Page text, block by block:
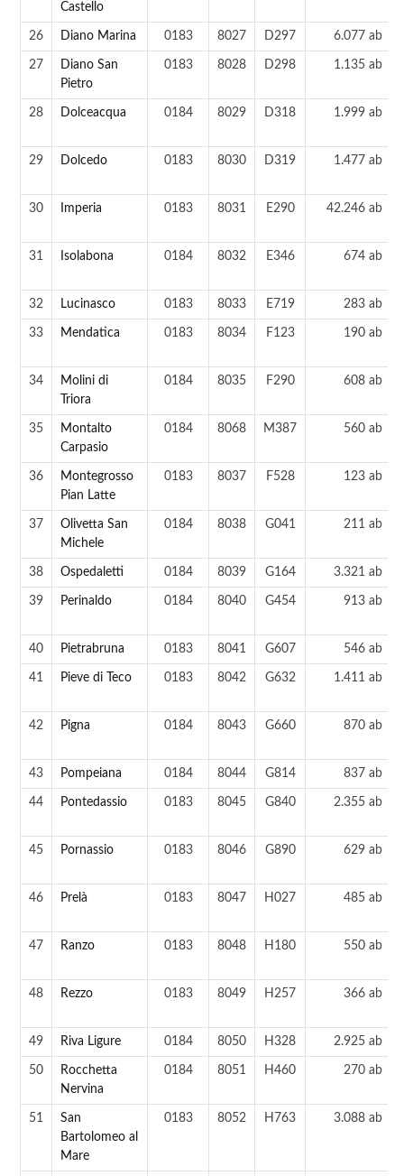
Castello
26 Diano Marina 0183 8027 D297 6.077 ab
27
Diano San
Pietro
0183 8028 D298 1.135 ab
28 Dolceacqua 0184 8029 D318 1.999 ab
29 Dolcedo 0183 8030 D319 1.477 ab
30 Imperia 0183 8031 E290 42.246 ab
31 Isolabona 0184 8032 E346 674 ab
32 Lucinasco 0183 8033 E719 283 ab
33 Mendatica 0183 8034 F123 190 ab
34
Molini di
Triora
0184 8035 F290 608 ab
35
Montalto
Carpasio
0184 8068 M387 560 ab
36
Montegrosso
Pian Latte
0183 8037 F528 123 ab
37
Olivetta San
Michele
0184 8038 G041 211 ab
38 Ospedaletti 0184 8039 G164 3.321 ab
39 Perinaldo 0184 8040 G454 913 ab
40 Pietrabruna 0183 8041 G607 546 ab
41 Pieve di Teco 0183 8042 G632 1.411 ab
42 Pigna 0184 8043 G660 870 ab
43 Pompeiana 0184 8044 G814 837 ab
44 Pontedassio 0183 8045 G840 2.355 ab
45 Pornassio 0183 8046 G890 629 ab
46 Prelà 0183 8047 H027 485 ab
47 Ranzo 0183 8048 H180 550 ab
48 Rezzo 0183 8049 H257 366 ab
49 Riva Ligure 0184 8050 H328 2.925 ab
50
Rocchetta
Nervina
0184 8051 H460 270 ab
51
San
Bartolomeo al
Mare
0183 8052 H763 3.088 ab